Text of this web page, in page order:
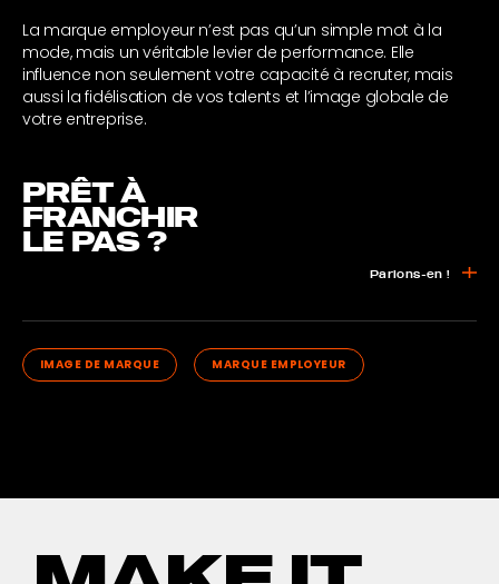
La marque employeur n’est pas qu’un simple mot à la
mode, mais un véritable levier de performance. Elle
influence non seulement votre capacité à recruter, mais
aussi la fidélisation de vos talents et l’image globale de
votre entreprise.
PRÊT À
FRANCHIR
LE PAS ?
Parlons-en !
IMAGE DE MARQUE MARQUE EMPLOYEUR